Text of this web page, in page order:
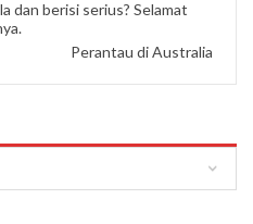
dan berisi serius? Selamat
Perantau di Australia